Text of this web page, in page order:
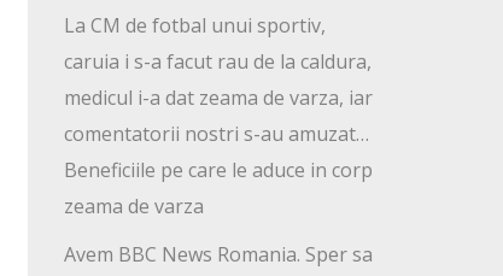
La CM de fotbal unui sportiv,
caruia i s-a facut rau de la caldura,
medicul i-a dat zeama de varza, iar
comentatorii nostri s-au amuzat…
Beneficiile pe care le aduce in corp
zeama de varza
Avem BBC News Romania. Sper sa